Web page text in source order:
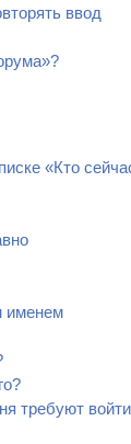
ввод
«Кто
именем
требуют войти